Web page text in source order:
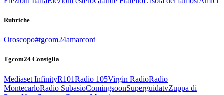
Rubriche
Oroscopo#tgcom24amarcord
Tgcom24 Consiglia
Mediaset InfinityR101Radio 105Virgin RadioRadio
MontecarloRadio SubasioComingsoonSuperguidatvZuppa di